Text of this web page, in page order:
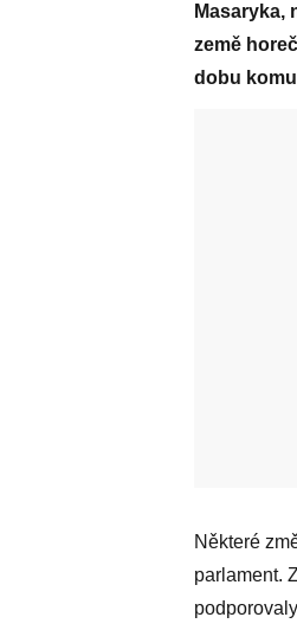
Masaryka,
země
dobu
Některé
parlament.